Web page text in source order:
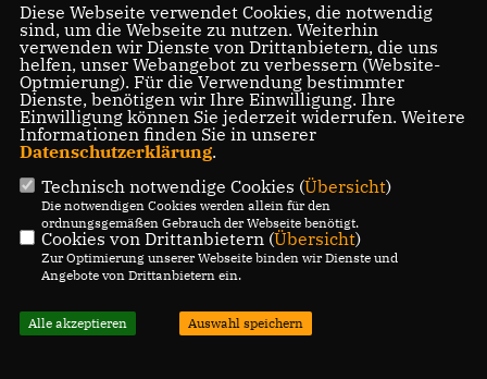
Diese Webseite verwendet Cookies, die notwendig
sind, um die Webseite zu nutzen. Weiterhin
verwenden wir Dienste von Drittanbietern, die uns
helfen, unser Webangebot zu verbessern (Website-
Optmierung). Für die Verwendung bestimmter
Dienste, benötigen wir Ihre Einwilligung. Ihre
Einwilligung können Sie jederzeit widerrufen. Weitere
Informationen finden Sie in unserer
Datenschutzerklärung.
Technisch notwendige Cookies (Übersicht)
Die notwendigen Cookies werden allein für den
ordnungsgemäßen Gebrauch der Webseite benötigt.
Cookies von Drittanbietern (Übersicht)
Zur Optimierung unserer Webseite binden wir Dienste und
Angebote von Drittanbietern ein.
Alle akzeptieren Auswahl speichern